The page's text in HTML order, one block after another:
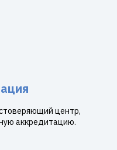
центр,
аккредитацию.